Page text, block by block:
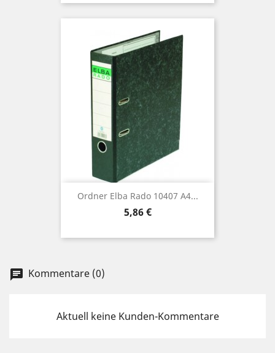
Ordner Elba Rado 10407 A4...
Preis
5,86 €
chat Kommentare (0)
Aktuell keine Kunden-Kommentare